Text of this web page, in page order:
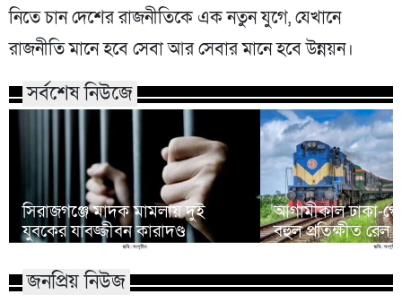
নিতে চান দেশের রাজনীতিকে এক নতুন যুগে, যেখানে
রাজনীতি মানে হবে সেবা আর সেবার মানে হবে উন্নয়ন।
সর্বশেষ নিউজে
সিরাজগঞ্জে মাদক মামলায় দুই
যুবকের যাবজ্জীবন কারাদণ্ড
আগামীকাল ঢাকা-
বহুল প্রতিক্ষীত রেল
জনপ্রিয় নিউজ